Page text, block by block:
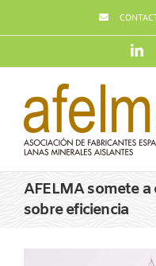
AFELMA somete
sobre eficiencia